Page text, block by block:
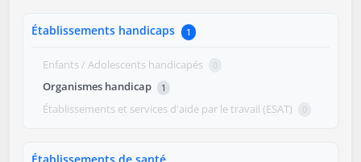
Établissements handicaps 1
Enfants / Adolescents handicapés 0
Organismes handicap 1
Établissements et services d'aide par le travail (ESAT) 0